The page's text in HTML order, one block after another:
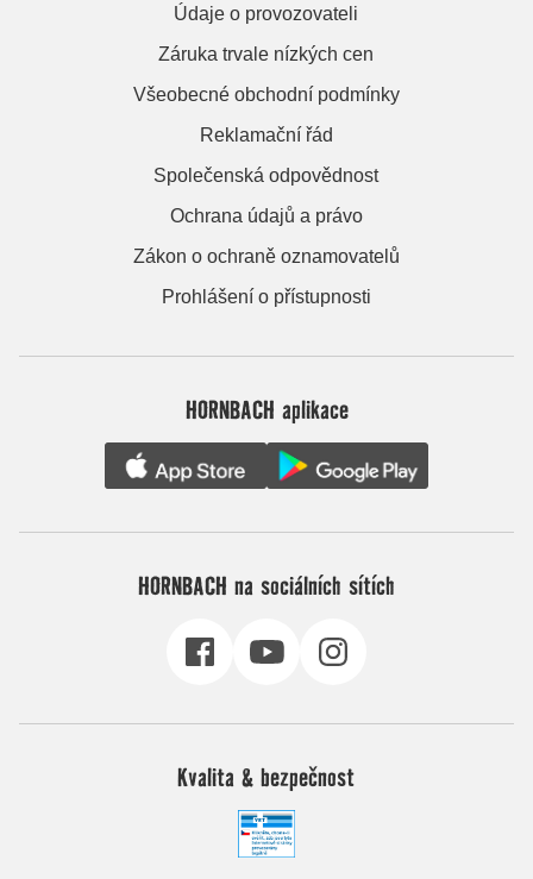
Údaje o provozovateli
Záruka trvale nízkých cen
Všeobecné obchodní podmínky
Reklamační řád
Společenská odpovědnost
Ochrana údajů a právo
Zákon o ochraně oznamovatelů
Prohlášení o přístupnosti
HORNBACH aplikace
HORNBACH na sociálních sítích
Kvalita & bezpečnost